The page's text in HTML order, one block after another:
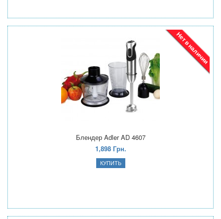
Нет в наличии
Блендер Adler AD 4607
1,898 Грн.